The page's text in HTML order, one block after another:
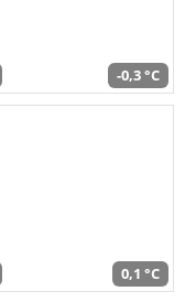
-0,3 °C
0,1 °C